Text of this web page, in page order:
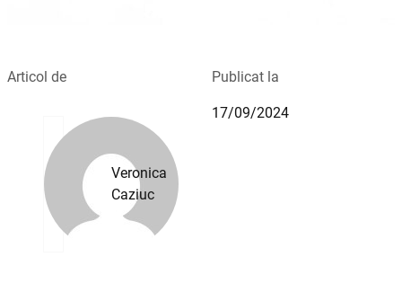
Articol de
Veronica
Caziuc
Publicat la
17/09/2024